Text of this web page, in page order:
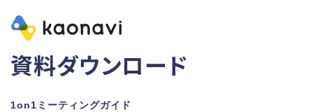
資料ダウンロード
1on1ミーティングガイド